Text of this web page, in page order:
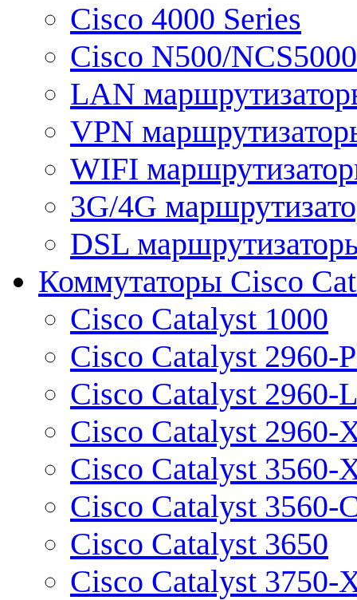
Cisco 4000 Series
Cisco N500/
LAN
VPN
WIFI
3G/4G
DSL
Коммутаторы Cisco
Cisco Catalyst 1000
Cisco Catalyst 2960-
Cisco Catalyst 2960-L
Cisco Catalyst 2960-
Cisco Catalyst 3560-
Cisco Catalyst 3560-
Cisco Catalyst 3650
Cisco Catalyst 3750-